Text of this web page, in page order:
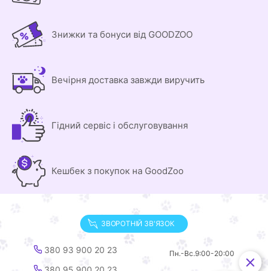
Знижки та бонуси від GOODZOO
Вечірня доставка завжди виручить
Гідний сервіс і обслуговування
Кешбек з покупок на GoodZoo
ЗВОРОТНІЙ ЗВ'ЯЗОК
380 93 900 20 23
Пн.-Вс.9:00-20:00